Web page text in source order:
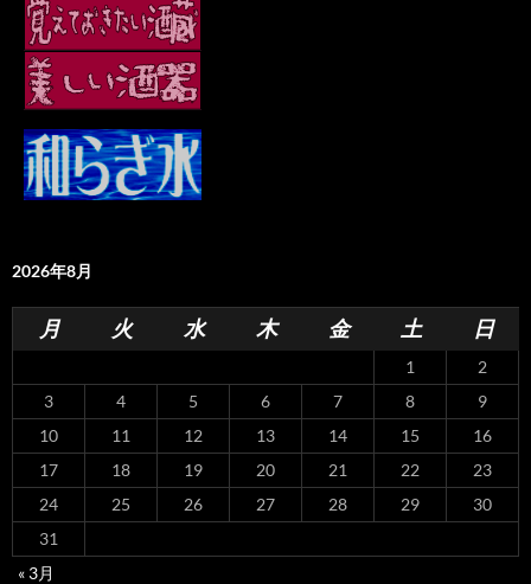
2026年8月
月 火 水 木 金 土 日
1
2
3
4 5 6 7 8
9
10
11 12 13 14 15
16
17
18 19 20 21 22
23
24
25 26 27 28 29
30
31
« 3月